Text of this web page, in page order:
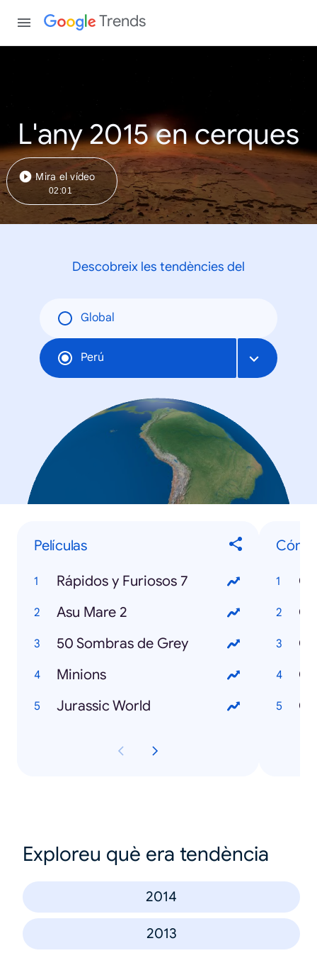
Trends
L'any 2015 en cerques
Mira el vídeo
02:01
Descobreix les tendències del
Global
Perú
Películas
Rápidos y Furiosos 7
Asu Mare 2
50 Sombras de Grey
Minions
Jurassic World
Exploreu què era tendència
2014
2013